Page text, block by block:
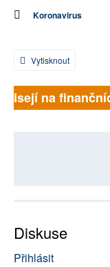
Koronavirus
Vytisknout
na
Diskuse
Přihlásit